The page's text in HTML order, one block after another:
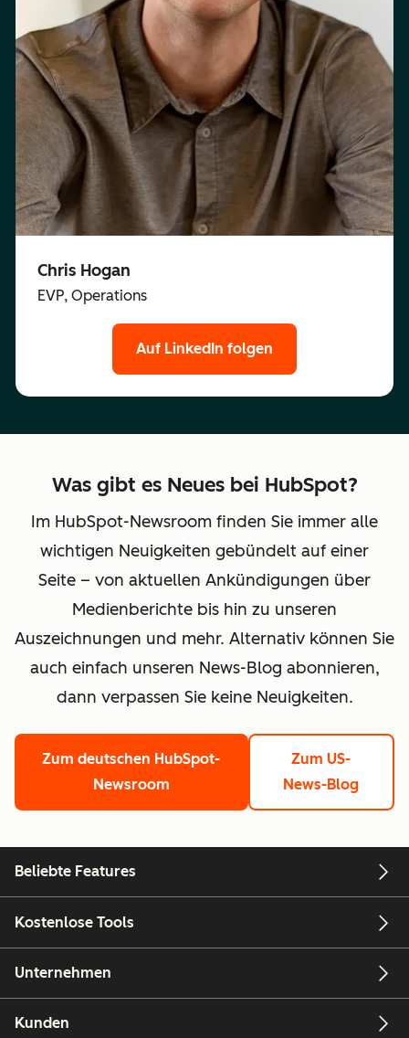
Chris Hogan
EVP, Operations
Auf LinkedIn folgen
Was gibt es Neues bei HubSpot?
Im HubSpot-Newsroom finden Sie immer alle
wichtigen Neuigkeiten gebündelt auf einer
Seite – von aktuellen Ankündigungen über
Medienberichte bis hin zu unseren
Auszeichnungen und mehr. Alternativ können Sie
auch einfach unseren News-Blog abonnieren,
dann verpassen Sie keine Neuigkeiten.
Zum deutschen HubSpot-
Newsroom
Zum US-
News-Blog
Beliebte Features
Kostenlose Tools
Unternehmen
Kunden